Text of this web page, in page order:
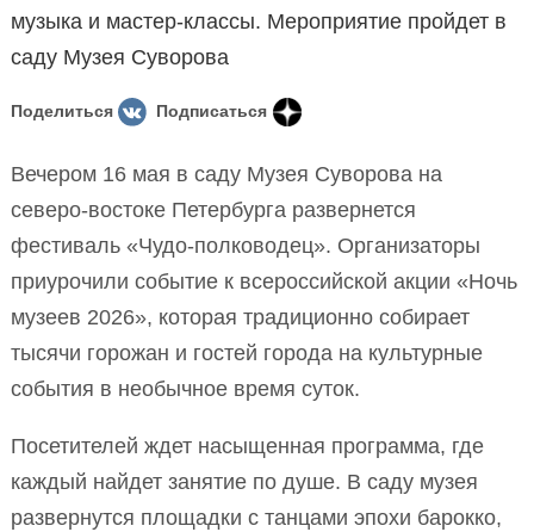
музыка и мастер-классы. Мероприятие пройдет в
саду Музея Суворова
Поделиться Подписаться
Вечером 16 мая в саду Музея Суворова на
северо-востоке Петербурга развернется
фестиваль «Чудо-полководец». Организаторы
приурочили событие к всероссийской акции «Ночь
музеев 2026», которая традиционно собирает
тысячи горожан и гостей города на культурные
события в необычное время суток.
Посетителей ждет насыщенная программа, где
каждый найдет занятие по душе. В саду музея
развернутся площадки с танцами эпохи барокко,